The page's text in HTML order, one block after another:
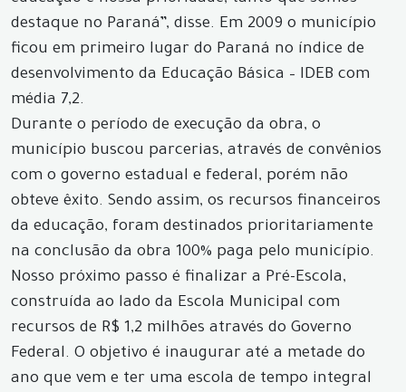
destaque no Paraná”, disse. Em 2009 o município
ficou em primeiro lugar do Paraná no índice de
desenvolvimento da Educação Básica – IDEB com
média 7,2.
Durante o período de execução da obra, o
município buscou parcerias, através de convênios
com o governo estadual e federal, porém não
obteve êxito. Sendo assim, os recursos financeiros
da educação, foram destinados prioritariamente
na conclusão da obra 100% paga pelo município.
Nosso próximo passo é finalizar a Pré-Escola,
construída ao lado da Escola Municipal com
recursos de R$ 1,2 milhões através do Governo
Federal. O objetivo é inaugurar até a metade do
ano que vem e ter uma escola de tempo integral